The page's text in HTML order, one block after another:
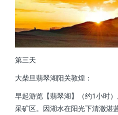
第三天
大柴旦翡翠湖阳关敦煌：
早起游览【翡翠湖】（约1小时
采矿区。因湖水在阳光下清澈湛